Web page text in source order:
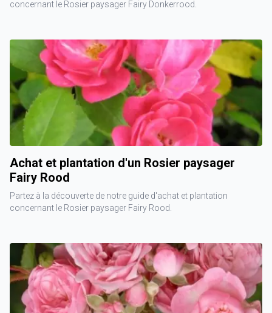
concernant le Rosier paysager Fairy Donkerrood.
Achat et plantation d'un Rosier paysager
Fairy Rood
Partez à la découverte de notre guide d'achat et plantation
concernant le Rosier paysager Fairy Rood.